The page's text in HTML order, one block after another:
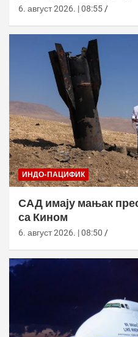
6. август 2026. | 08:55
ИНДО-ПАЦИФИК
САД имају мањак
са Кином
6. август 2026. | 08:50